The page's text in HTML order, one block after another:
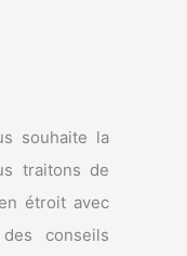
souhaite la
traitons de
étroit avec
conseils